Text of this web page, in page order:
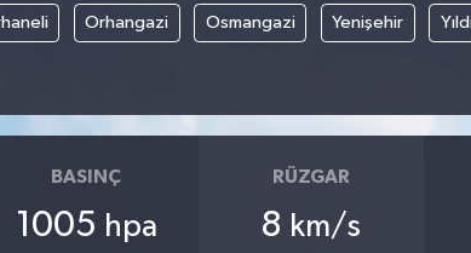
Orhangazi Osmangazi Yenişehir
BASINÇ
1005 hpa
RÜZGAR
8 km/s